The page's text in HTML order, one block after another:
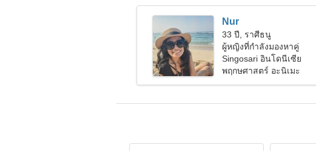
Nur
33 ปี, ราศีธนู
ผู้หญิงที่กำลังมองหาคู่
Singosari อินโดนีเซีย
พฤกษศาสตร์ อะนิเมะ